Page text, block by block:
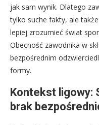
jak sam wynik. Dlatego
tylko suche fakty, ale
lepiej zrozumieć świat
Obecność zawodnika w
bezpośrednim
formy.
Kontekst ligowy:
brak